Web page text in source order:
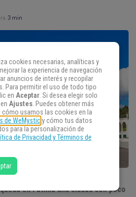
3 min
en Fátima una ciudad con poco
cookies necesarias, analíticas y
la experiencia de navegación
anuncios de interés y recopilar
Para permitir el uso de todo tipo
en Aceptar. Si desea elegir solo
Ajustes. Puedes obtener más
usamos las cookies en la
de WeMysticy cómo tus datos
para la personalización de
de Privacidad y Términos de